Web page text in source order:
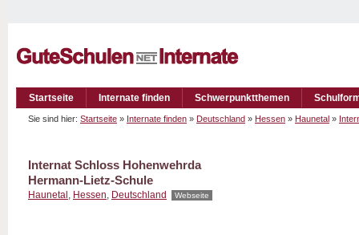
Startseite Internate finden Schwerpunktthemen
Sie sind hier: Startseite » Internate finden » Deutschland » Hessen » Haunetal »
Internat Schloss Hohenwehrda
Hermann-Lietz-Schule
Haunetal , Hessen, Deutschland Webseite